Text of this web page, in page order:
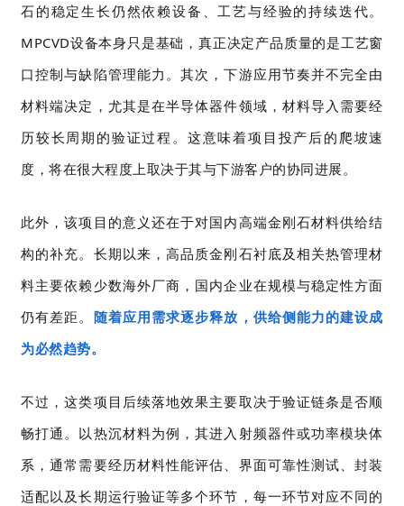
石的稳定生长仍然依赖设备、工艺与经验的持续迭代。
MPCVD设备本身只是基础，真正决定产品质量的是工艺窗
口控制与缺陷管理能力。其次，下游应用节奏并不完全由
材料端决定，尤其是在半导体器件领域，材料导入需要经
历较长周期的验证过程。这意味着项目投产后的爬坡速
度，将在很大程度上取决于其与下游客户的协同进展。
此外，该项目的意义还在于对国内高端金刚石材料供给结
构的补充。长期以来，高品质金刚石衬底及相关热管理材
料主要依赖少数海外厂商，国内企业在规模与稳定性方面
仍有差距。 随着应用需求逐步释放，供给侧能力的建设成
为必然趋势。
不过，这类项目后续落地效果主要取决于验证链条是否顺
畅打通。以热沉材料为例，其进入射频器件或功率模块体
系，通常需要经历材料性能评估、界面可靠性测试、封装
适配以及长期运行验证等多个环节，每一环节对应不同的